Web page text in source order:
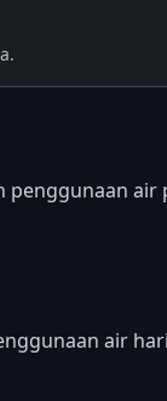
penggunaan
air